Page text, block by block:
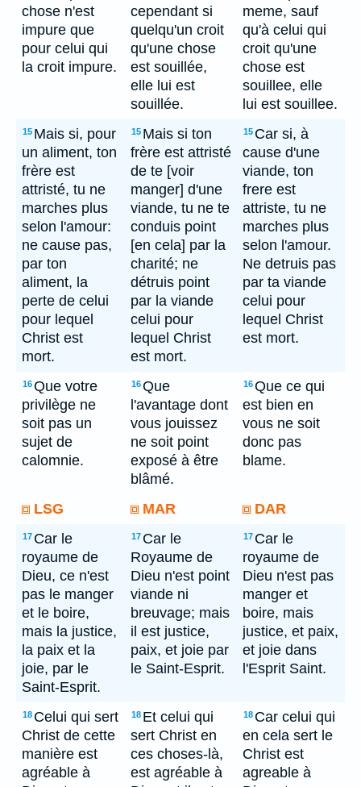
chose n'est
impure que
pour celui qui
la croit impure.
cependant si
quelqu'un croit
qu'une chose
est souillée,
elle lui est
souillée.
meme, sauf
qu'à celui qui
croit qu'une
chose est
souillee, elle
lui est souillee.
15 Mais si, pour
un aliment, ton
frère est
attristé, tu ne
marches plus
selon l'amour:
ne cause pas,
par ton
aliment, la
perte de celui
pour lequel
Christ est
mort.
15 Mais si ton
frère est attristé
de te [voir
manger] d'une
viande, tu ne te
conduis point
[en cela] par la
charité; ne
détruis point
par la viande
celui pour
lequel Christ
est mort.
15 Car si, à
cause d'une
viande, ton
frere est
attriste, tu ne
marches plus
selon l'amour.
Ne detruis pas
par ta viande
celui pour
lequel Christ
est mort.
16Que votre
privilège ne
soit pas un
sujet de
calomnie.
16Que
l'avantage dont
vous jouissez
ne soit point
exposé à être
blâmé.
16Que ce qui
est bien en
vous ne soit
donc pas
blame.
LSG MAR DAR
17 Car le
royaume de
Dieu, ce n'est
pas le manger
et le boire,
mais la justice,
la paix et la
joie, par le
Saint-Esprit.
17 Car le
Royaume de
Dieu n'est point
viande ni
breuvage; mais
il est justice,
paix, et joie par
le Saint-Esprit.
17 Car le
royaume de
Dieu n'est pas
manger et
boire, mais
justice, et paix,
et joie dans
l'Esprit Saint.
18 Celui qui sert
Christ de cette
manière est
agréable à
18 Et celui qui
sert Christ en
ces choses-là,
est agréable à
18 Car celui qui
en cela sert le
Christ est
agreable à